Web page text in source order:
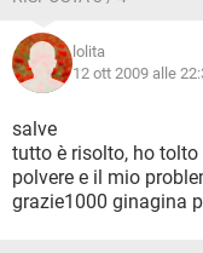
lolita
12 ott 2009 alle
salve
tutto è risolto, ho
polvere e il mio
grazie1000 ginagina